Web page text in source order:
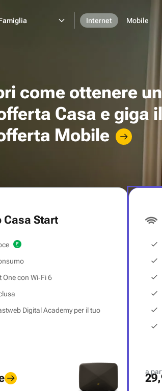
Internet Mobile
come ottenere
Casa e giga
Mobile
Casa Start
One con Wi‑Fi 6
Digital Academy per il tuo
a